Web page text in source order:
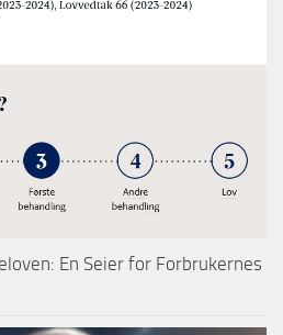
En Seier for Forbrukernes